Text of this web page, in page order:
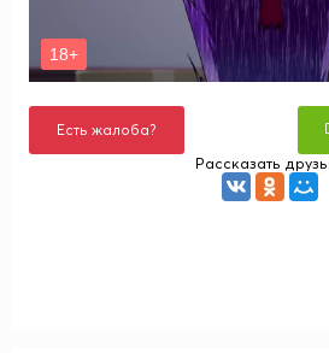
Есть жалоба?
Рассказать